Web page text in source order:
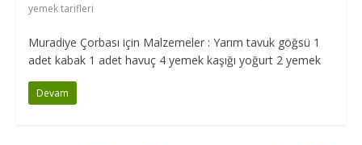
yemek tarifleri
Muradiye Çorbası için Malzemeler : Yarım tavuk göğsü 1
adet kabak 1 adet havuç 4 yemek kaşığı yoğurt 2 yemek
Devam